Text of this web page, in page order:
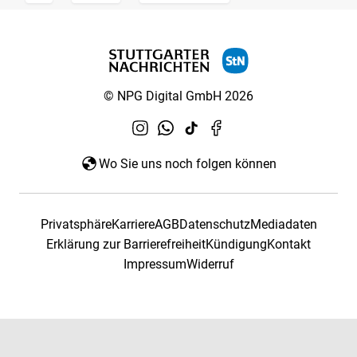
© NPG Digital GmbH 2026
Wo Sie uns noch folgen können
PrivatsphäreKarriereAGBDatenschutzMediadaten
Erklärung zur BarrierefreiheitKündigungKontakt
ImpressumWiderruf